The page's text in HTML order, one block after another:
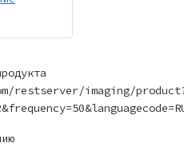
restserver/imaging/